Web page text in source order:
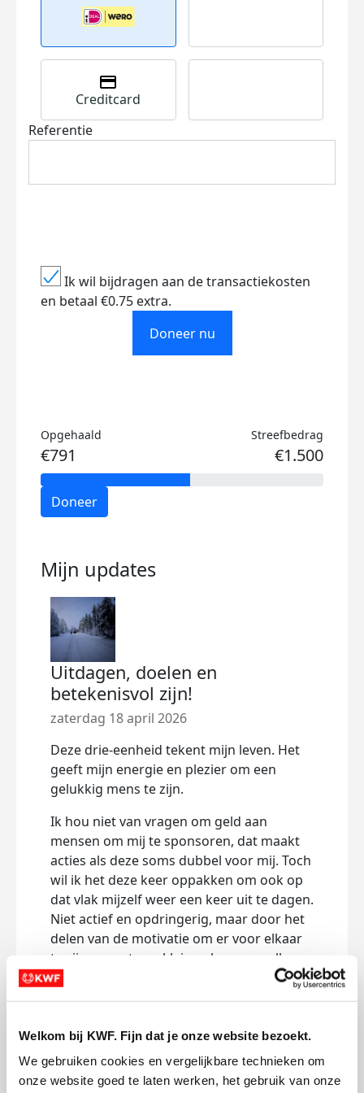
Welkom bij KWF. Fijn dat je onze website bezoekt.
We gebruiken cookies en vergelijkbare technieken om
onze website goed te laten werken, het gebruik van onze
Creditcard
Referentie
Ik wil bijdragen aan de transactiekosten
en betaal €0.75 extra.
Doneer nu
Opgehaald
€791
Streefbedrag
€1.500
Doneer
Mijn updates
Uitdagen, doelen en
betekenisvol zijn!
zaterdag 18 april 2026
Deze drie-eenheid tekent mijn leven. Het
geeft mijn energie en plezier om een
gelukkig mens te zijn.
Ik hou niet van vragen om geld aan
mensen om mij te sponsoren, dat maakt
acties als deze soms dubbel voor mij. Toch
wil ik het deze keer oppakken om ook op
dat vlak mijzelf weer een keer uit te dagen.
Niet actief en opdringerig, maar door het
delen van de motivatie om er voor elkaar
te zijn en met een klein gebaar aan elkaar
te laten weten dat we van waarde zijn.
Geen lang verhaal van iedereen die wel
glimlach aan diegene die hierdoor door
een moeilijke tijd gaat. Die glimlach is
gratis en een liefdevolle investering,